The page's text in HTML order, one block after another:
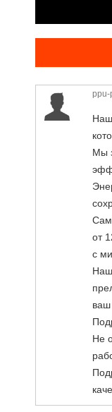
ppu-
Мы
от
с
Не